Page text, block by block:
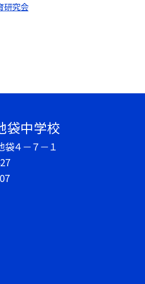
研究会
袋中学校
４－７－１